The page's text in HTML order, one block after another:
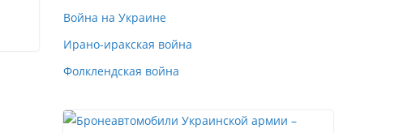
Война на Украине
Ирано-иракская война
Фолклендская война